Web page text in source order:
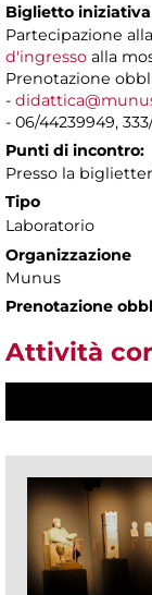
Biglietto iniziativa
Partecipazione
d'ingresso alla
Prenotazione
-
- 06/44239949,
Punti di incontro:
Presso la
Tipo
Laboratorio
Organizzazione
Munus
Prenotazione
Attività